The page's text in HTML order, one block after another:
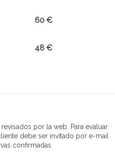
60 €
48 €
por la web. Para evaluar
debe ser invitado por e-mail
confirmadas